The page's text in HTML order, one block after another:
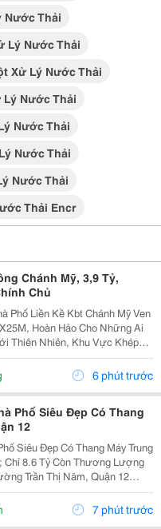
Nước Thải
Lý Nước Thải
Xử Lý Nước Thải
Lý Nước Thải
Nước Thải
Nước Thải
Nước Thải
Thải Encr
Chánh Mỹ, 3,9 Tỷ,
Chủ
Phố Liền Kề Kbt Chánh Mỹ Ven
Thiên Nhiên, Khu Vực Khép
Hợp Cho Thư Giãn Nghỉ
Trí Cao Không Có Vấn Đề...
6 phút trước
Phố Siêu Đẹp Có Thang
12
Siêu Đẹp Có Thang Máy Trung
Chỉ 8.6 Tỷ Còn Thương Lượng
Trần Thị Năm, Quận 12
Dân Cư Hiện Hữu, Tiện Ích Đầy
Đủ. Diện Tích: 4M &Times; 20M Nhà...
7 phút trước